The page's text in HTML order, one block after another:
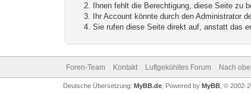
Ihnen fehlt die Berechtigung, diese Seite zu
Ihr Account könnte durch den Administrator
Sie rufen diese Seite direkt auf, anstatt das
Foren-Team Kontakt Luftgekühltes Forum Nach
Deutsche Übersetzung: MyBB.de, Powered by MyBB, © 2002-